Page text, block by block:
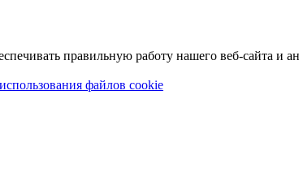
правильную работу нашего веб-сайта и
файлов cookie